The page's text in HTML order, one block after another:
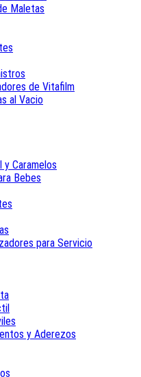
Maletas
de Vitafilm
al Vacio
y Caramelos
Bebes
para Servicio
y Aderezos